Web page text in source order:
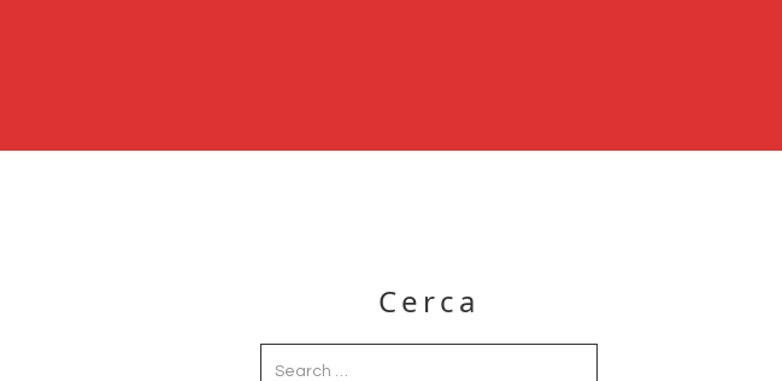
Primary
Sidebar
Cerca